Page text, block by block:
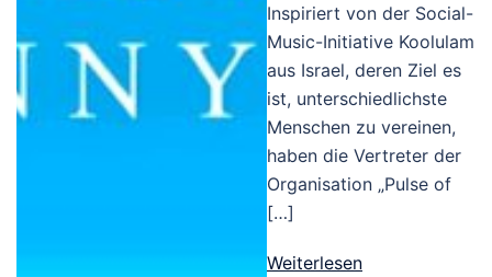
Inspiriert von der Social-
Music-Initiative Koolulam
aus Israel, deren Ziel es
ist, unterschiedlichste
Menschen zu vereinen,
haben die Vertreter der
Organisation „Pulse of
[…]
Weiterlesen